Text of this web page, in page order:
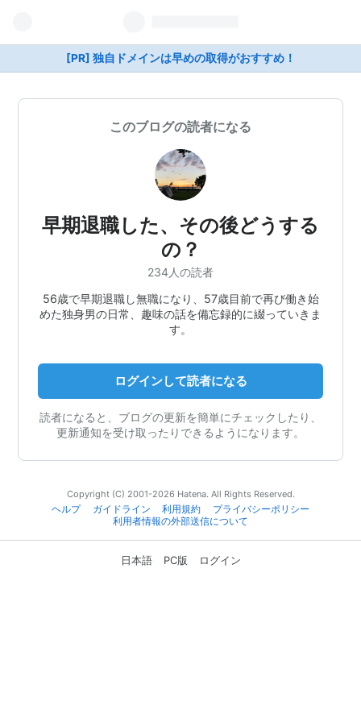
[PR] 独自ドメインは早めの取得がおすすめ！
このブログの読者になる
早期退職した、その後どうする
の？
234人の読者
56歳で早期退職し無職になり、57歳目前で再び働き始
めた独身男の日常、趣味の話を備忘録的に綴っていきま
す。
ログインして読者になる
読者になると、ブログの更新を簡単にチェックしたり、
更新通知を受け取ったりできるようになります。
Copyright (C) 2001-2026 Hatena. All Rights Reserved.
ヘルプ
ガイドライン 利用規約
プライバシーポリシー
利用者情報の外部送信について
日本語 PC版 ログイン